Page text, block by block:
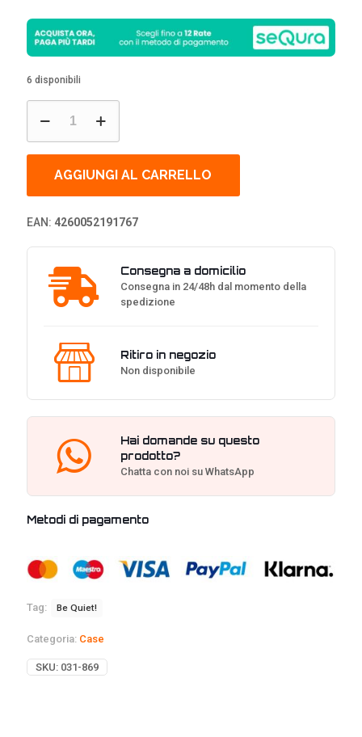
6 disponibili
quiet!
Light
Base
-
Bianco
quantità
AGGIUNGI AL CARRELLO
EAN: 4260052191767
Consegna a domicilio
Consegna in 24/48h dal momento della
spedizione
Ritiro in negozio
Non disponibile
Hai domande su questo
prodotto?
Chatta con noi su WhatsApp
Metodi di pagamento
Tag: Be Quiet!
Categoria: Case
SKU: 031-869